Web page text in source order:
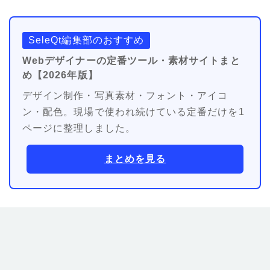
SeleQt編集部のおすすめ
Webデザイナーの定番ツール・素材サイトまと
め【2026年版】
デザイン制作・写真素材・フォント・アイコ
ン・配色。現場で使われ続けている定番だけを1
ページに整理しました。
まとめを見る